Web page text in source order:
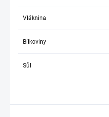
Vláknina
Bílkoviny
Sůl